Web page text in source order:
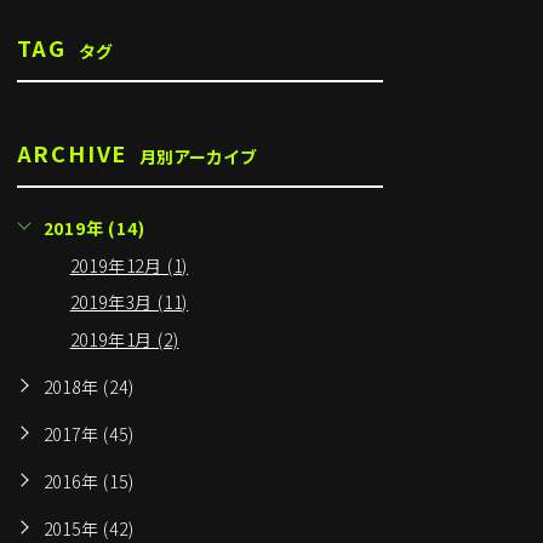
TAG タグ
ARCHIVE 月別アーカイブ
2019年 (14)
2019年12月 (1)
2019年3月 (11)
2019年1月 (2)
2018年 (24)
2017年 (45)
2016年 (15)
2015年 (42)